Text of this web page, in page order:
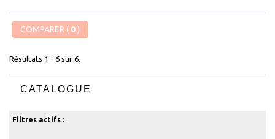
COMPARER ( 0)
Résultats 1 - 6 sur 6.
CATALOGUE
Filtres actifs :